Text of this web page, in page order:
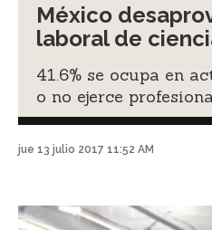
México
laboral de
41.6% se ocupa en
o no ejerce
jue 13 julio 2017 11:52 AM